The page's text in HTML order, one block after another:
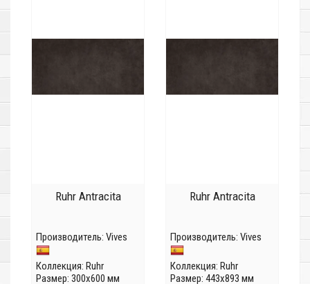
Ruhr Antracita
Производитель: Vives
Коллекция: Ruhr
Размер: 300x600 мм
Ruhr Antracita
Производитель: Vives
Коллекция: Ruhr
Размер: 443x893 мм